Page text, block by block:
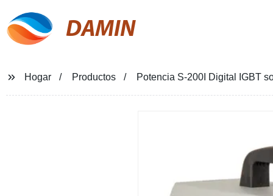
DAMIN
Hogar Productos Potencia S-200I Digital IGBT